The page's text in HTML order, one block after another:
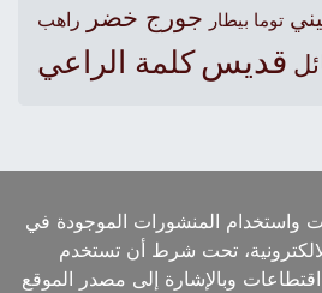
توما بيطار جورج خضر راهب
قديس كلمة الراعي
واستخدام المنشورات الموجودة في
تحت شرط أن تستخدم
وبالإشارة إلى مصدر الموقع